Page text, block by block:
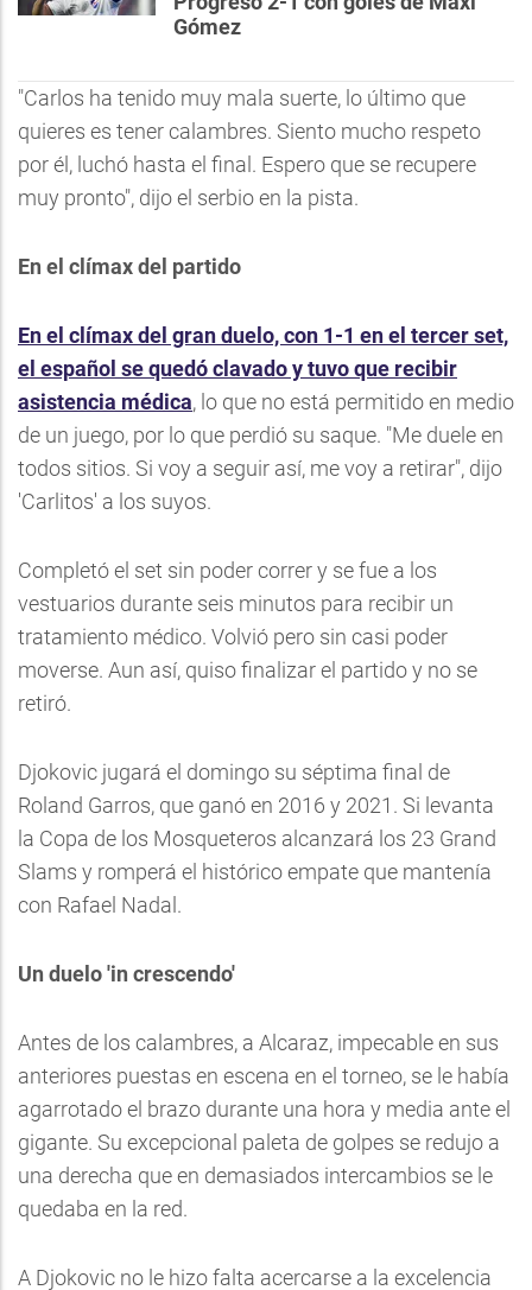
Gómez
"Carlos ha tenido muy mala suerte, lo último que
quieres es tener calambres. Siento mucho respeto
por él, luchó hasta el final. Espero que se recupere
muy pronto", dijo el serbio en la pista.
En el clímax del partido
En el clímax del gran duelo, con 1-1 en el tercer set,
el español se quedó clavado y tuvo que recibir
asistencia médica, lo que no está permitido en medio
de un juego, por lo que perdió su saque. "Me duele en
todos sitios. Si voy a seguir así, me voy a retirar", dijo
'Carlitos' a los suyos.
Completó el set sin poder correr y se fue a los
vestuarios durante seis minutos para recibir un
tratamiento médico. Volvió pero sin casi poder
moverse. Aun así, quiso finalizar el partido y no se
retiró.
Djokovic jugará el domingo su séptima final de
Roland Garros, que ganó en 2016 y 2021. Si levanta
la Copa de los Mosqueteros alcanzará los 23 Grand
Slams y romperá el histórico empate que mantenía
con Rafael Nadal.
Un duelo 'in crescendo'
Antes de los calambres, a Alcaraz, impecable en sus
anteriores puestas en escena en el torneo, se le había
agarrotado el brazo durante una hora y media ante el
gigante. Su excepcional paleta de golpes se redujo a
una derecha que en demasiados intercambios se le
quedaba en la red.
A Djokovic no le hizo falta acercarse a la excelencia